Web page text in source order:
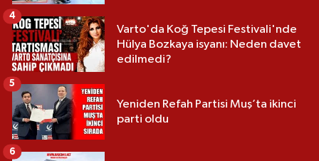
Varto'da Koğ Tepesi Festivali'nde
Hülya Bozkaya isyanı: Neden davet
edilmedi?
4
Yeniden Refah Partisi Muş’ta ikinci
parti oldu
5
6